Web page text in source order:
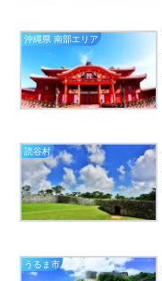
沖縄県 南部エリア
読谷村
うるま市